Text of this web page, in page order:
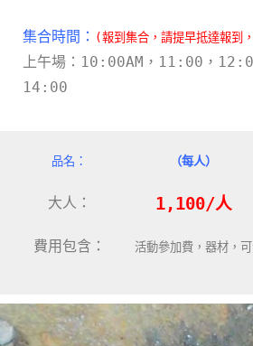
集合時間： (報到集合，請提早抵達報到
上午場：10:00AM，11:00 ，
14:00
品名： （每人）
大人： 1,100/人
費用包含： 活動參加費，器材，